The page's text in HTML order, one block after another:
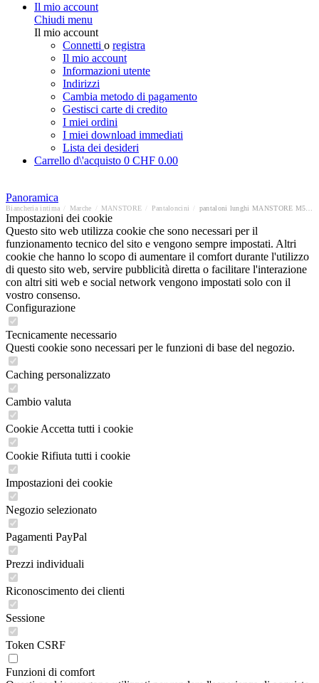
Il mio account
Chiudi menu
Il mio account
Connetti o registra
Il mio account
Informazioni utente
Indirizzi
Cambia metodo di pagamento
Gestisci carte di credito
I miei ordini
I miei download immediati
Lista dei desideri
Carrello d\'acquisto 0 CHF 0.00
Panoramica
Biancheria intima Marche MANSTORE Pantaloncini
Impostazioni dei cookie
Questo sito web utilizza cookie che sono necessari per il
funzionamento tecnico del sito e vengono sempre impostati. Altri
cookie che hanno lo scopo di aumentare il comfort durante l'utilizzo
di questo sito web, servire pubblicità diretta o facilitare l'interazione
con altri siti web e social network vengono impostati solo con il
vostro consenso.
Configurazione
Tecnicamente necessario
Questi cookie sono necessari per le funzioni di base del negozio.
Caching personalizzato
Cambio valuta
Cookie Accetta tutti i cookie
Cookie Rifiuta tutti i cookie
Impostazioni dei cookie
Negozio selezionato
Pagamenti PayPal
Prezzi individuali
Riconoscimento dei clienti
Sessione
Token CSRF
Funzioni di comfort